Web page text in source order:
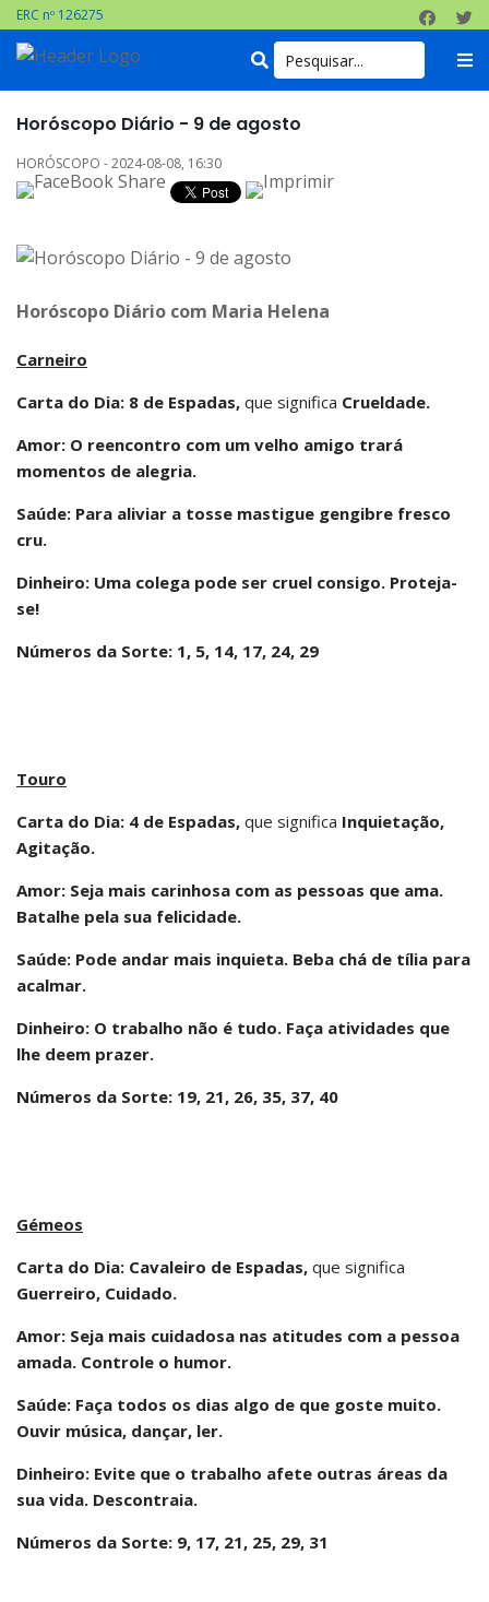
ERC nº 126275
Horóscopo Diário - 9 de agosto
HORÓSCOPO - 2024-08-08, 16:30
Horóscopo Diário com Maria Helena
Carneiro
Carta do Dia: 8 de Espadas, que significa Crueldade.
Amor: O reencontro com um velho amigo trará
momentos de alegria.
Saúde: Para aliviar a tosse mastigue gengibre fresco
cru.
Dinheiro: Uma colega pode ser cruel consigo. Proteja-
se!
Números da Sorte: 1, 5, 14, 17, 24, 29
Touro
Carta do Dia: 4 de Espadas, que significa Inquietação,
Agitação.
Amor: Seja mais carinhosa com as pessoas que ama.
Batalhe pela sua felicidade.
Saúde: Pode andar mais inquieta. Beba chá de tília para
acalmar.
Dinheiro: O trabalho não é tudo. Faça atividades que
lhe deem prazer.
Números da Sorte: 19, 21, 26, 35, 37, 40
Gémeos
Carta do Dia: Cavaleiro de Espadas, que significa
Guerreiro, Cuidado.
Amor: Seja mais cuidadosa nas atitudes com a pessoa
amada. Controle o humor.
Saúde: Faça todos os dias algo de que goste muito.
Ouvir música, dançar, ler.
Dinheiro: Evite que o trabalho afete outras áreas da
sua vida. Descontraia.
Números da Sorte: 9, 17, 21, 25, 29, 31